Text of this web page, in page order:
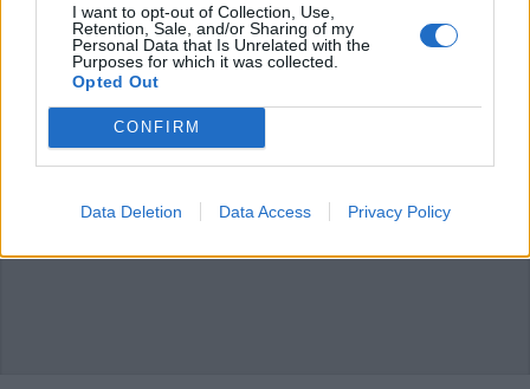
I want to opt-out of Collection, Use,
Retention, Sale, and/or Sharing of my
Personal Data that Is Unrelated with the
Purposes for which it was collected.
Opted Out
CONFIRM
Data Deletion Data Access Privacy Policy